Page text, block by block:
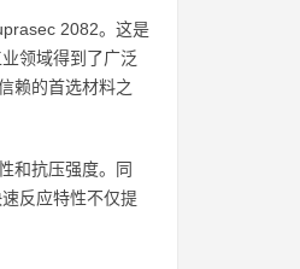
2082。这是
领域得到了广泛
赖的首选材料之
和抗压强度。同
反应特性不仅提